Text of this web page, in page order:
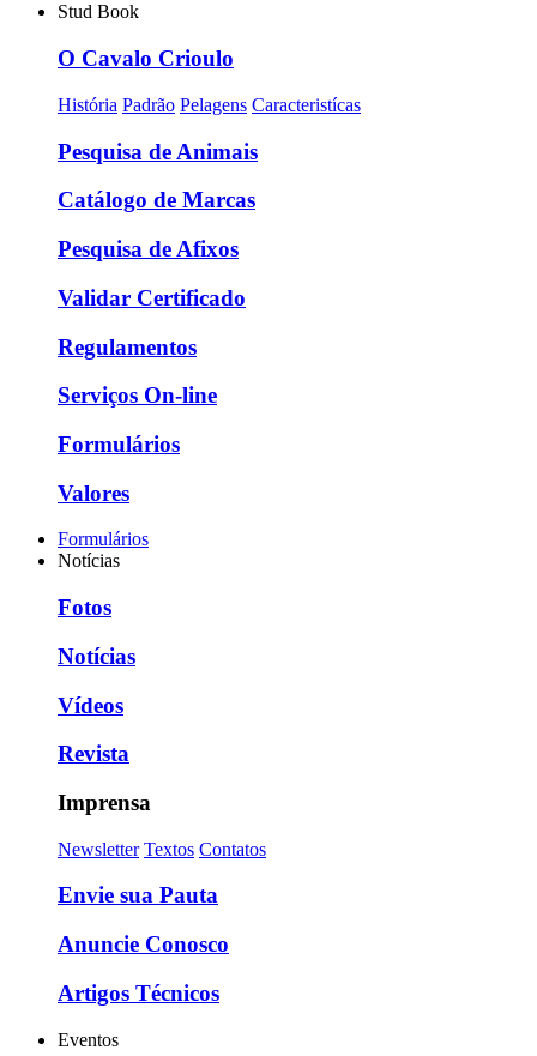
Stud Book
O Cavalo Crioulo
História Padrão Pelagens Caracteristícas
Pesquisa de Animais
Catálogo de Marcas
Pesquisa de Afixos
Validar Certificado
Regulamentos
Serviços On-line
Formulários
Valores
Formulários
Notícias
Fotos
Notícias
Vídeos
Revista
Imprensa
Newsletter Textos Contatos
Envie sua Pauta
Anuncie Conosco
Artigos Técnicos
Eventos